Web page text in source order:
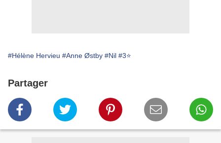
#Hélène Hervieu #Anne Østby #Nil #3⭐
Partager